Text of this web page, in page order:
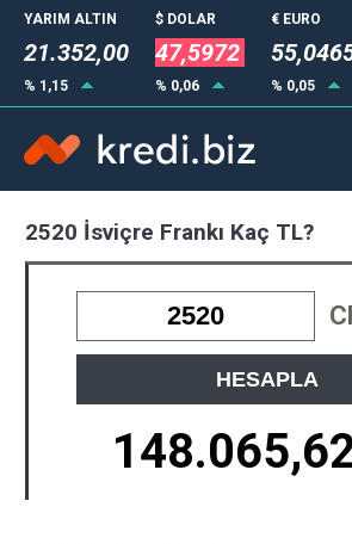
YARIM ALTIN
21.352,00
% 1,15
$ DOLAR
47,5972
% 0,06
€ EURO
% 0,05
2520 İsviçre Frankı Kaç TL?
HESAPLA